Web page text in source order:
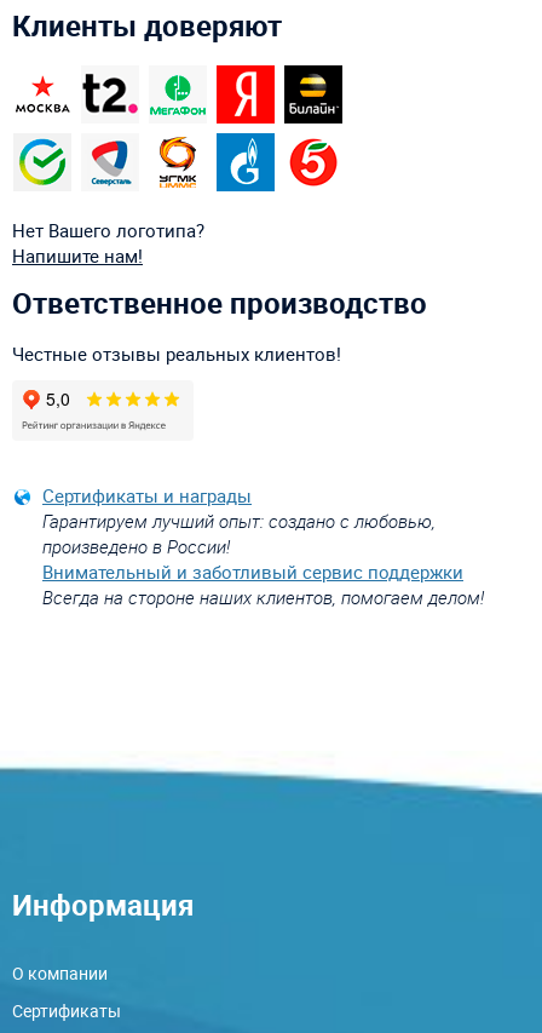
Клиенты доверяют
Нет Вашего логотипа?
Напишите нам!
Ответственное производство
Честные отзывы реальных клиентов!
Сертификаты и награды
Гарантируем лучший опыт: создано с любовью,
произведено в России!
Внимательный и заботливый сервис поддержки
Всегда на стороне наших клиентов, помогаем делом!
Информация
О компании
Сертификаты